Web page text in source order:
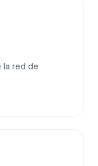
la red de